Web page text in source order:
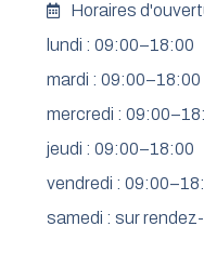
Horaires
lundi : 09:00–18:00
mardi : 09:00–18:00
mercredi :
jeudi : 09:00–18:00
vendredi :
samedi : sur